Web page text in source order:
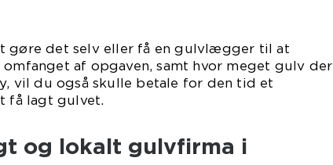
gøre det selv eller få en gulvlægger til at
af opgaven, samt hvor meget gulv der
vil du også skulle betale for den tid et
få lagt gulvet.
og lokalt gulvfirma i